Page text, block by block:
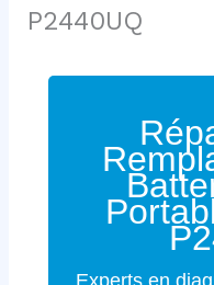
P2440UQ
Experts en